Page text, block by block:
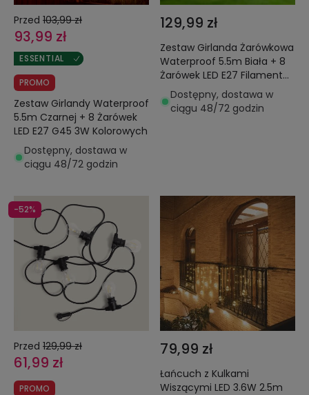
Przed 103,99 zł
93,99 zł
ESSENTIAL
PROMO
Zestaw Girlandy Waterproof
5.5m Czarnej + 8 Żarówek
LED E27 G45 3W Kolorowych
Dostępny, dostawa w
ciągu 48/72 godzin
129,99 zł
Zestaw Girlanda Żarówkowa
Waterproof 5.5m Biała + 8
Żarówek LED E27 Filament
4WDostępny, dostawa w
ciągu 48/72 godzin
-52%
Przed 129,99 zł
61,99 zł
PROMO
79,99 zł
Łańcuch z Kulkami
Wiszącymi LED 3.6W 2.5m